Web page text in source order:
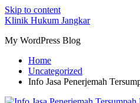
Skip to content
Klinik Hukum Jangkar
My WordPress Blog
Home
Uncategorized
Info Jasa Penerjemah